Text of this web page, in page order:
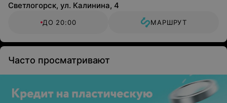
Светлогорск, ул. Калинина, 4
ДО 20:00 МАРШРУТ
Часто просматривают